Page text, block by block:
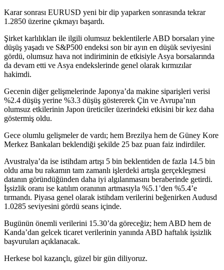
Karar sonrası EURUSD yeni bir dip yaparken sonrasında tekrar
1.2850 üzerine çıkmayı başardı.
Şirket karlılıkları ile ilgili olumsuz beklentilerle ABD borsaları yine
düşüş yaşadı ve S&P500 endeksi son bir ayın en düşük seviyesini
gördü, olumsuz hava not indiriminin de etkisiyle Asya borsalarında
da devam etti ve Asya endekslerinde genel olarak kırmızılar
hakimdi.
Gecenin diğer gelişmelerinde Japonya’da makine siparişleri verisi
%2.4 düşüş yerine %3.3 düşüş göstererek Çin ve Avrupa’nın
olumsuz etkilerinin Japon üreticiler üzerindeki etkisini bir kez daha
göstermiş oldu.
Gece olumlu gelişmeler de vardı; hem Brezilya hem de Güney Kore
Merkez Bankaları beklendiği şekilde 25 baz puan faiz indirdiler.
Avustralya’da ise istihdam artışı 5 bin beklentiden de fazla 14.5 bin
oldu ama bu rakamın tam zamanlı işlerdeki artışla gerçekleşmesi
datanın göründüğünden daha iyi algılanmasını beraberinde getirdi.
İşsizlik oranı ise katılım oranının artmasıyla %5.1’den %5.4’e
tırmandı. Piyasa genel olarak istihdam verilerini beğenirken Audusd
1.0285 seviyesini gördü seans içinde.
Bugünün önemli verilerini 15.30’da göreceğiz; hem ABD hem de
Kanda’dan gelcek ticaret verilerinin yanında ABD haftalık işsizlik
başvuruları açıklanacak.
Herkese bol kazançlı, güzel bir gün diliyoruz.